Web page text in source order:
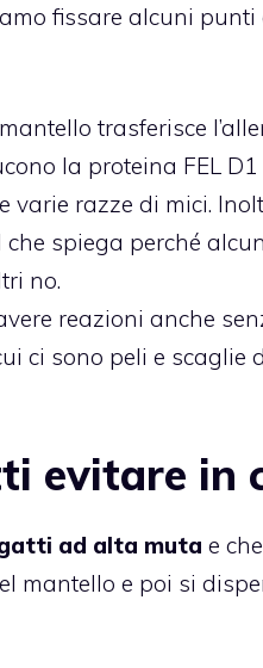
fissare alcuni punti
trasferisce
la proteina FEL
varie razze di mici.
spiega perché
no.
reazioni anche
ci sono peli e scaglie
evitare in
ad alta muta e
mantello e poi si